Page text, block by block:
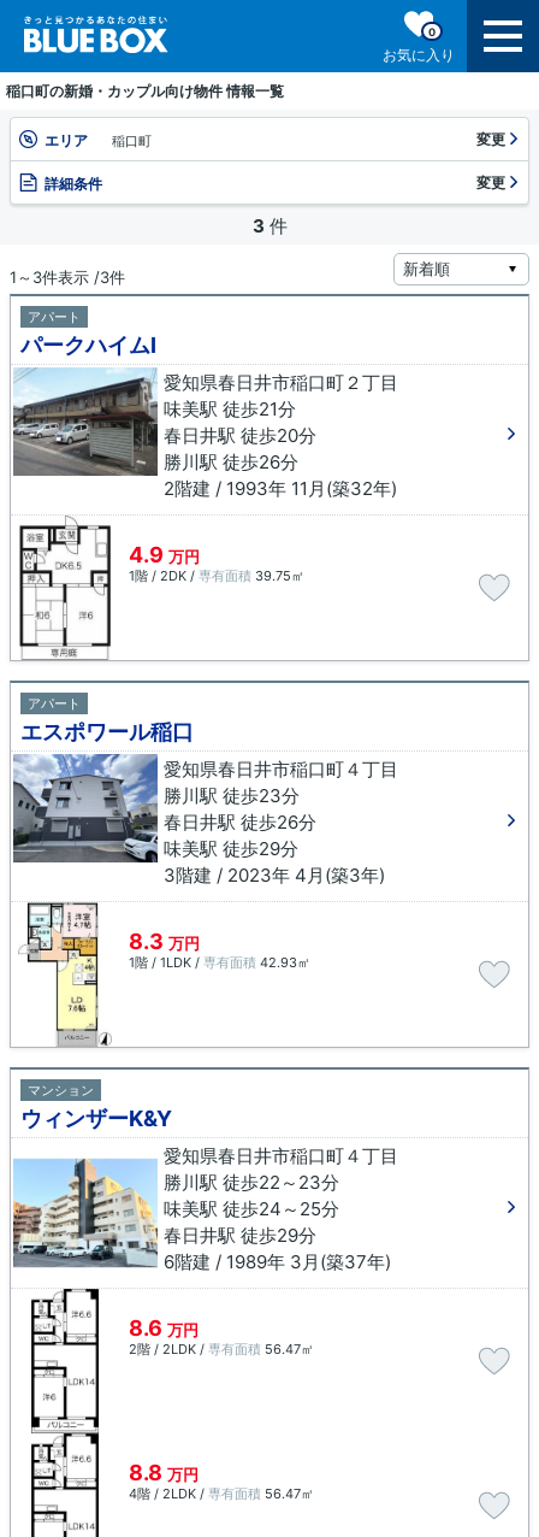
お気に入り
0
稲口町の新婚・カップル向け物件 情報一覧
エリア 稲口町 変更
詳細条件 変更
3 件
1～3件表示 /3件
アパート
パークハイムⅠ
愛知県春日井市稲口町２丁目
味美駅 徒歩21分
春日井駅 徒歩20分
勝川駅 徒歩26分
2階建 / 1993年 11月(築32年)
4.9 万円
1階 / 2DK / 専有面積 39.75㎡
アパート
エスポワール稲口
愛知県春日井市稲口町４丁目
勝川駅 徒歩23分
春日井駅 徒歩26分
味美駅 徒歩29分
3階建 / 2023年 4月(築3年)
8.3 万円
1階 / 1LDK / 専有面積 42.93㎡
マンション
ウィンザーK&Y
愛知県春日井市稲口町４丁目
勝川駅 徒歩22～23分
味美駅 徒歩24～25分
春日井駅 徒歩29分
6階建 / 1989年 3月(築37年)
8.6 万円
2階 / 2LDK / 専有面積 56.47㎡
8.8 万円
4階 / 2LDK / 専有面積 56.47㎡